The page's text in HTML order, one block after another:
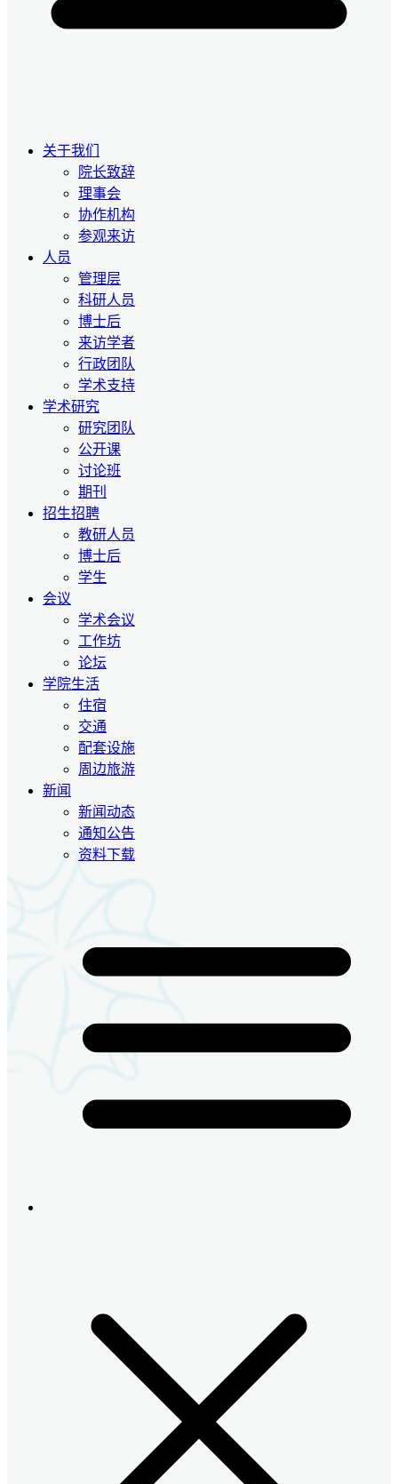
关于我们
院长致辞
理事会
协作机构
参观来访
人员
管理层
科研人员
博士后
来访学者
行政团队
学术支持
学术研究
研究团队
公开课
讨论班
期刊
招生招聘
教研人员
博士后
学生
会议
学术会议
工作坊
论坛
学院生活
住宿
交通
配套设施
周边旅游
新闻
新闻动态
通知公告
资料下载